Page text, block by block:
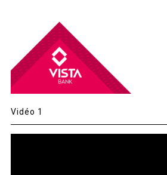
Vidéo 1